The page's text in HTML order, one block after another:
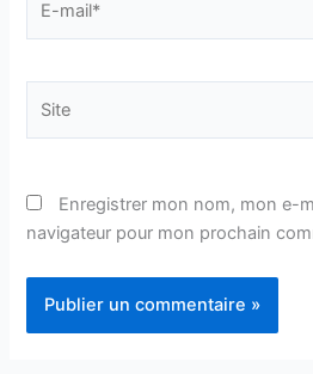
mail*
Enregistrer mon nom, mon e-
navigateur pour mon prochain